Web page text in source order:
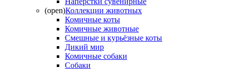
(open)Коллекции животных
Комичные коты
Комичные животные
Смешные и курьёзные коты
Дикий мир
Комичные собаки
Собаки